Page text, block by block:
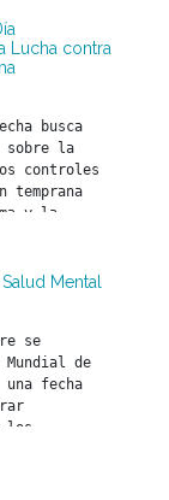
Lucha contra
busca
sobre la
controles
temprana
y la
Mental
se
Mundial de
fecha
los
con la
los
que